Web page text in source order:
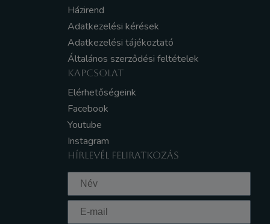
Házirend
Adatkezelési kérések
Adatkezelési tájékoztató
Általános szerződési feltételek
KAPCSOLAT
Elérhetőségeink
Facebook
Youtube
Instagram
HÍRLEVÉL FELIRATKOZÁS